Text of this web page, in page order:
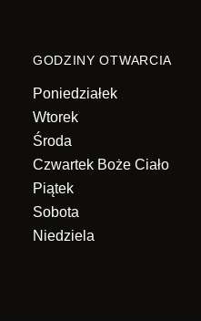
GODZINY OTWARCIA
Poniedziałek
Wtorek
Środa
Czwartek Boże Ciało
Piątek
Sobota
Niedziela